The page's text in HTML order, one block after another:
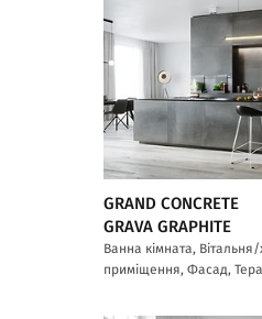
GRAND CONCRETE
GRAVA GRAPHITE
Ванна кімната,
приміщення, Фасад,